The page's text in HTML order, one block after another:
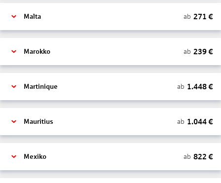
Malta ab 271 €
Marokko ab 239€
Martinique ab 1.448€
Mauritius ab 1.044€
Mexiko ab 822 €